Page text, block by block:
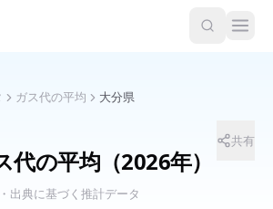
ガス代の平均 大分県
代の平均 （2026年）
・出典に基づく推計データ
共有